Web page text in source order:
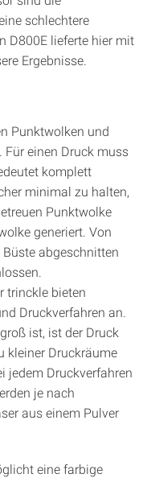
schlechtere
D800E lieferte hier mit
Ergebnisse.
Punktwolken und
einen Druck muss
komplett
minimal zu halten,
Punktwolke
generiert. Von
abgeschnitten
trinckle bieten
Druckverfahren an.
ist, ist der Druck
kleiner Druckräume
jedem Druckverfahren
je nach
aus einem Pulver
eine farbige